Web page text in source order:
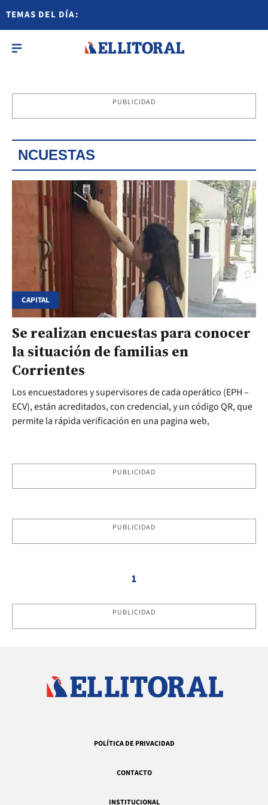
TEMAS DEL DÍA:
PUBLICIDAD
NCUESTAS
CAPITAL
Se realizan encuestas para conocer
la situación de familias en
Corrientes
Los encuestadores y supervisores de cada operático (EPH –
ECV), están acreditados, con credencial, y un código QR, que
permite la rápida verificación en una pagina web,
PUBLICIDAD
PUBLICIDAD
1
PUBLICIDAD
POLÍTICA DE PRIVACIDAD
CONTACTO
INSTITUCIONAL